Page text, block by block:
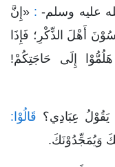
عليه وسلم-: «إِنَّ
أَهْلَ الذِّكْرِ؛ فَإِذَا
هَلُمُّوْا إِلَى حَاجَتِكُمْ!
عِبَادِي؟ قَالُوْا:
وَيُمَجِّدُوْنَكَ.